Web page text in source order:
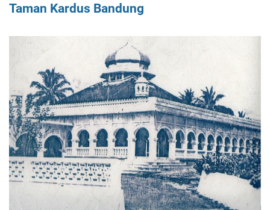
Taman Kardus Bandung